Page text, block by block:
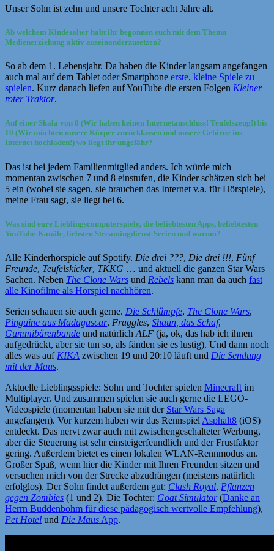
Unser Sohn ist zehn und unsere Tochter acht Jahre alt.
Ab welchem Kindesalter habt ihr begonnen euch mit dem Thema
Medienerziehung aktiv auseinanderzusetzen?
So ab dem 1. Lebensjahr. Da haben die Kinder langsam angefangen
auch mal auf dem Tablet oder Smartphone erste, kleine Spiele zu
spielen. Kurz danach liefen auf YouTube die ersten Folgen Kleiner
roter Traktor.
Auf einer Skala von 0 (Wir haben keinen Internetanschluss! Teufelszeug!) bis
10 (Wir möchten unsere Körper zurücklassen und unsere Gehirne ins
Internet hochladen!) wo liegt ihr ungefähr?
Das ist bei jedem Familienmitglied anders. Ich würde mich
momentan zwischen 7 und 8 einstufen, die Kinder schätzen sich bei
5 ein (wobei sie sagen, sie brauchen das Internet v.a. für Hörspiele),
meine Frau sagt, sie liegt bei 6.
Was sind eure Lieblingscomputerspiele, die beliebtesten Apps, beliebtesten
YouTube-Kanäle, liebsten Streamingdienst-Serien und warum?
Alle Kinderhörspiele auf Spotify. Die drei ???, Die drei !!!, Fünf
Freunde, Teufelskicker, TKKG … und aktuell die ganzen Star Wars
Sachen. Neben The Clone Wars und Rebels kann man da auch fast
alle Kinofilme als Hörspiel nachhören.
Serien schauen sie auch gerne. Die Schlümpfe, The Clone Wars,
Pinguine aus Madagascar, Fraggles, Shaun, das Schaf,
Gummibärenbande und natürlich ALF (ja, ok, das hab ich ihnen
aufgedrückt, aber sie tun so, als fänden sie es lustig). Und dann noch
alles was auf KIKA zwischen 19 und 20:10 läuft und Die Sendung
mit der Maus.
Aktuelle Lieblingsspiele: Sohn und Tochter spielen Minecraft im
Multiplayer. Und zusammen spielen sie auch gerne die LEGO-
Videospiele (momentan haben sie mit der Star Wars Saga
angefangen). Vor kurzem haben wir das Rennspiel Asphalt8 (iOS)
entdeckt. Das nervt zwar auch mit zwischengeschalteter Werbung,
aber die Steuerung ist sehr einsteigerfeundlich und der Frustfaktor
gering. Außerdem bietet es einen lokalen WLAN-Rennmodus an.
Großer Spaß, wenn hier die Kinder mit Ihren Freunden sitzen und
versuchen mich von der Strecke abzudrängen (meistens natürlich
erfolglos). Der Sohn findet außerdem gut: Clash Royal, Pflanzen
gegen Zombies (1 und 2). Die Tochter: Goat Simulator(Danke an
Herrn Buddenbohm für diese pädagogisch wertvolle Empfehlung),
Pet Hotel und Die Maus App.